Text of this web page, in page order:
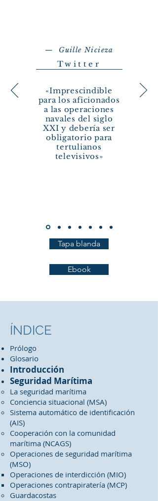
— Guille Nicieza
Twitter
«Imprescindible
para los aficionados
a las operaciones
navales del siglo
XXI y debería ser
obligatorio para
tertulianos
televisivos»
Tapa blanda
Ebook
​ÍNDICE
Prólogo
Glosario
Introducción
Seguridad Marítima
La seguridad marítima
Conciencia situacional (MSA)
Sistema automático de identificación
(AIS)
Cooperación con la comunidad
marítima (NCAGS)
Operaciones de seguridad marítima
(MSO)
Operaciones de interdicción (MIO)
Operaciones contrapiratería (MCP)
Guardacostas